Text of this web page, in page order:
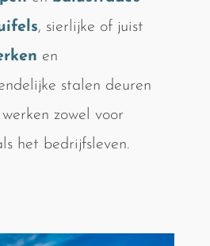
, sierlijke of juist
en
stalen deuren
zowel voor
het bedrijfsleven.